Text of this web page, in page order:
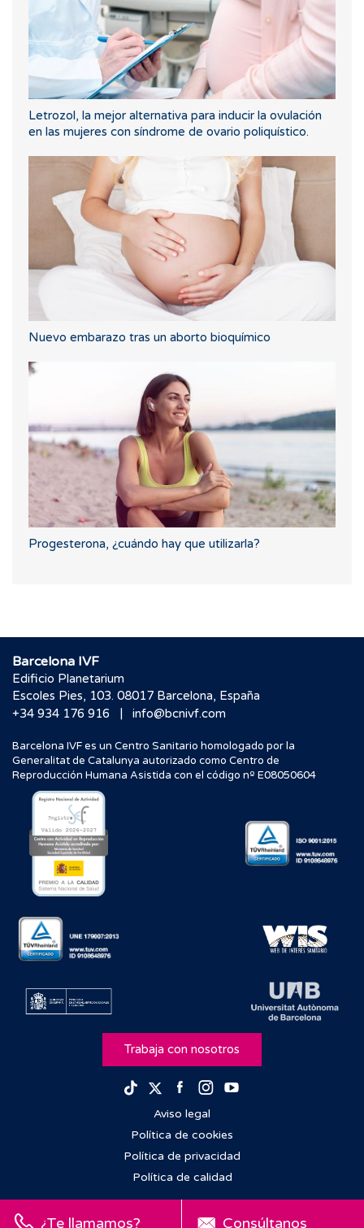
Letrozol, la mejor alternativa para inducir la ovulación
en las mujeres con síndrome de ovario poliquístico.
Nuevo embarazo tras un aborto bioquímico
Progesterona, ¿cuándo hay que utilizarla?
¿Te llamamos? Consúltanos
Barcelona IVF
Edificio Planetarium
Escoles Pies, 103. 08017 Barcelona, España
+34 934 176 916
| info@bcnivf.com
Barcelona IVF es un Centro Sanitario homologado por la
Generalitat de Catalunya autorizado como Centro de
Reproducción Humana Asistida con el código nº E08050604
Trabaja con nosotros
TikTokTwitterFacebook
Instagram
Aviso legal
Política de cookies
Política de privacidad
Política de calidad